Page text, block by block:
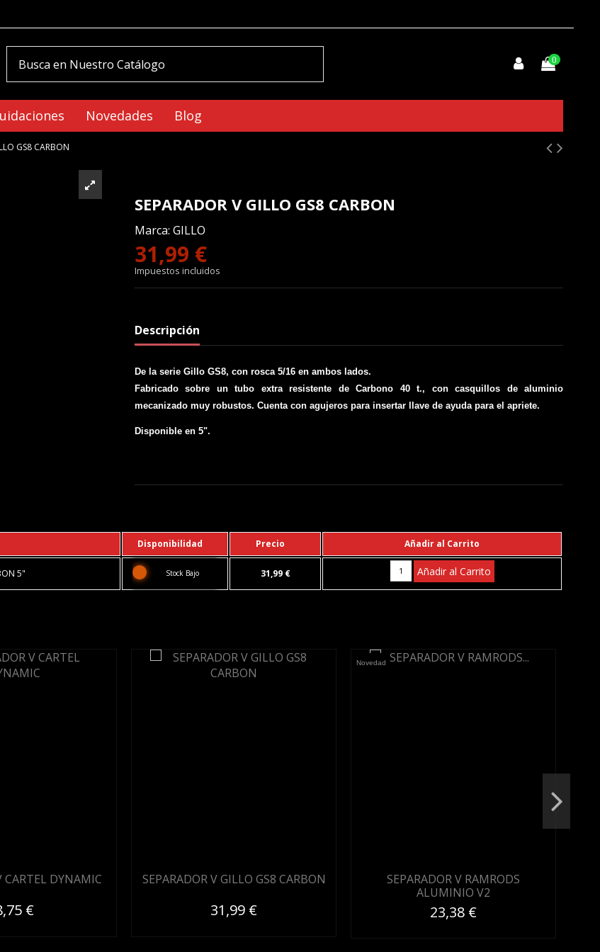
0
Novedades Blog
GS8 CARBON
SEPARADOR V GILLO GS8 CARBON
Marca: GILLO
31,99 €
Impuestos incluidos
Descripción
De la serie Gillo GS8, con rosca 5/16 en ambos lados.
Fabricado sobre un tubo extra resistente de Carbono 40 t., con casquillos de aluminio
mecanizado muy robustos. Cuenta con agujeros para insertar llave de ayuda para el apriete.
Disponible en 5".
Disponibilidad Precio Añadir al Carrito
5" Stock Bajo 31,99 € Añadir al Carrito
CARTEL DYNAMIC
€
SEPARADOR V GILLO GS8 CARBON
31,99 €
Novedad
SEPARADOR V RAMRODS
ALUMINIO V2
23,38 €